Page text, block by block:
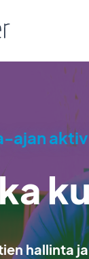
ajan
hallinta